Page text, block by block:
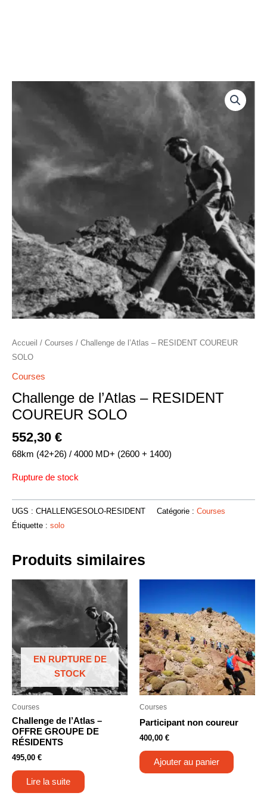
Accueil / Courses / Challenge de l’Atlas – RESIDENT COUREUR
SOLO
Courses
Challenge de l’Atlas – RESIDENT
COUREUR SOLO
552,30 €
68km (42+26) / 4000 MD+ (2600 + 1400)
Rupture de stock
UGS : CHALLENGESOLO-RESIDENT Catégorie : Courses
Étiquette : solo
Produits similaires
EN RUPTURE DE
STOCK
Courses
Challenge de l’Atlas –
OFFRE GROUPE DE
RÉSIDENTS
495,00 €
Lire la suite
Courses
Participant non coureur
400,00 €
Ajouter au panier